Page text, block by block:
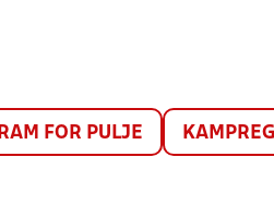
FOR PULJE